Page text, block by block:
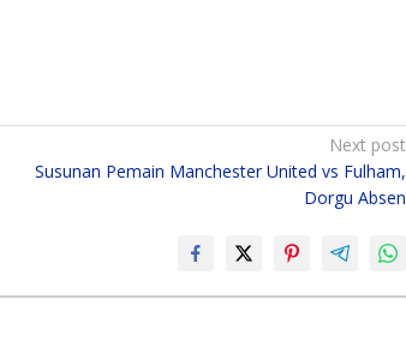
Next post
Susunan Pemain Manchester United vs Fulham,
Dorgu Absen